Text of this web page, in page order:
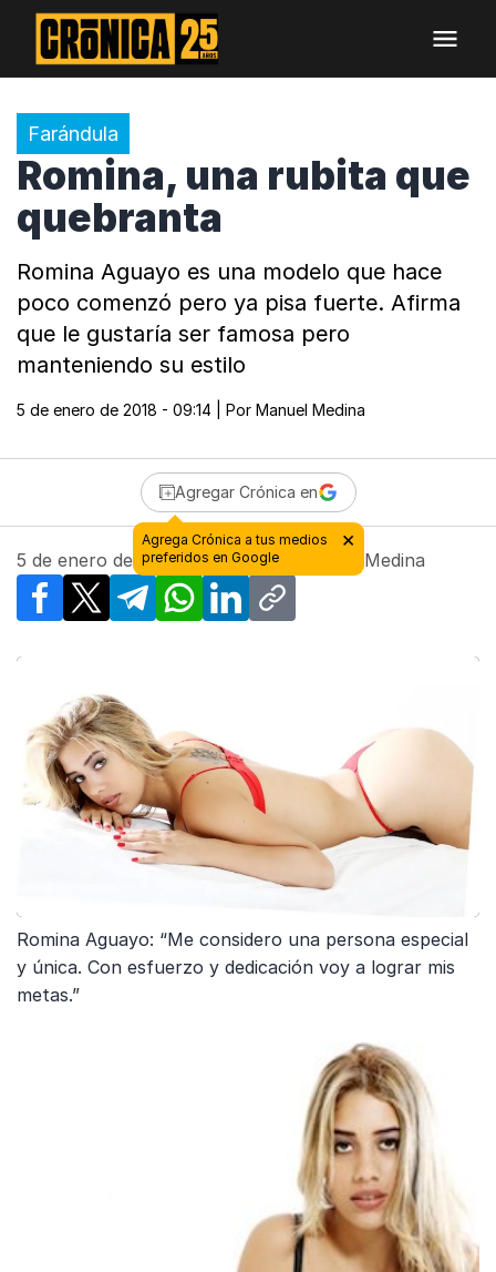
Farándula
Romina, una rubita que
quebranta
Romina Aguayo es una modelo que hace
poco comenzó pero ya pisa fuerte. Afirma
que le gustaría ser famosa pero
manteniendo su estilo
5 de enero de 2018 - 09:14 | Por Manuel Medina
Agregar Crónica en
5 de enero de 2018 - 09:14| Por Manuel Medina
Facebook
X TelegramWhatsApp
LinkedInCopy link
Romina Aguayo: “Me considero una persona especial
y única. Con esfuerzo y dedicación voy a lograr mis
metas.”